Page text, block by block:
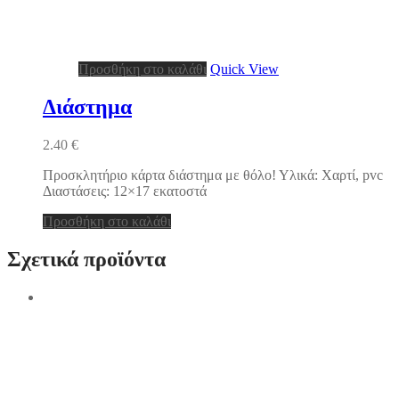
Προσθήκη στο καλάθι Quick View
Διάστημα
2.40 €
Προσκλητήριο κάρτα διάστημα με θόλο! Υλικά: Χαρτί, pvc
Διαστάσεις: 12×17 εκατοστά
Προσθήκη στο καλάθι
Σχετικά προϊόντα